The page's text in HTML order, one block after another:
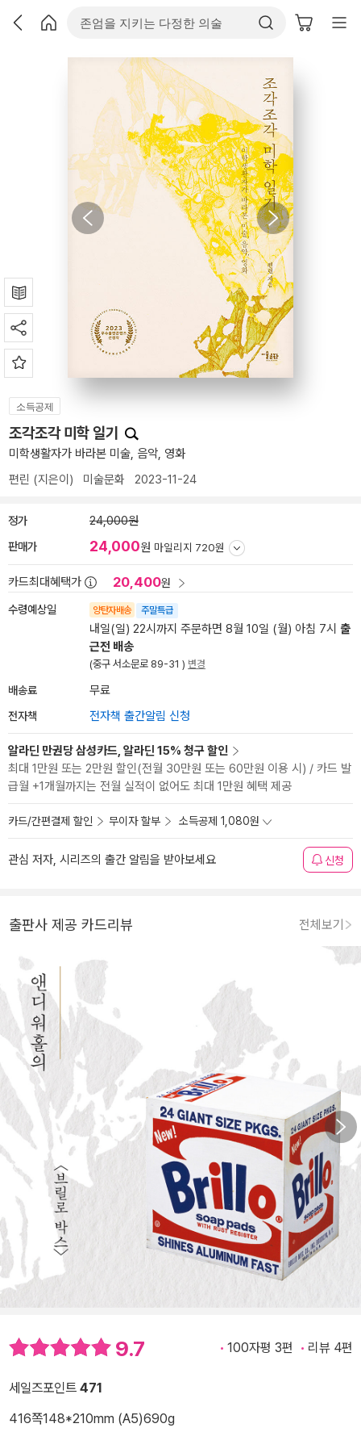
소득공제
조각조각 미학 일기
미학생활자가 바라본 미술, 음악, 영화
편린 (지은이) 미술문화 2023-11-24
정가 24,000원
판매가 24,000원 마일리지 720원
카드최대혜택가 20,400원
수령예상일 양탄자배송 주말특급
내일(일) 22시까지 주문하면 8월 10일 (월) 아침 7시 출
근전 배송
(중구 서소문로 89-31 ) 변경
배송료 무료
전자책 전자책 출간알림 신청
알라딘 만권당 삼성카드, 알라딘 15% 청구 할인
최대 1만원 또는 2만원 할인(전월 30만원 또는 60만원 이용 시) / 카드 발
급월 +1개월까지는 전월 실적이 없어도 최대 1만원 혜택 제공
카드/간편결제 할인 무이자 할부 소득공제 1,080원
관심 저자, 시리즈의 출간 알림을 받아보세요 신청
출판사 제공 카드리뷰 전체보기
9.7 100자평 3편 리뷰 4편
세일즈포인트 471
416쪽148*210mm (A5)690g